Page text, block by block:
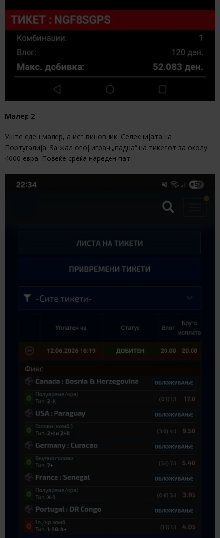
Малер 2
Уште еден малер, а ист виновник. Селекцијата на
Португалија. За жал овој играч „падна“ на тикетот за околу
4000 евра. Повеќе среќа нареден пат.